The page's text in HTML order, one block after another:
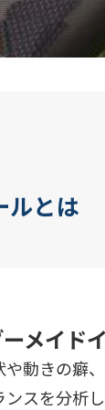
ルとは
メイド
や動きの癖
ンスを分析